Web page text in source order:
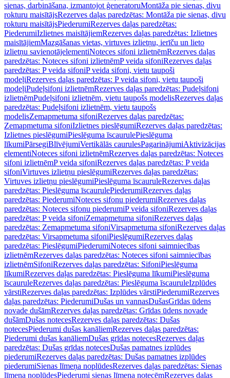
sienas, darbināšana, izmantojot ģeneratoruMontāža pie sienas, divu
rokturu maisītājsRezerves daļas paredzētas: Montāža pie sienas, divu
rokturu maisītājsPiederumiRezerves daļas paredzētas:
PiederumiIzlietnes maisītājiemRezerves daļas paredzētas: Izlietnes
maisītājiemMazgāšanas vietas, virtuves izlietņu, ierīču un lieto
izlietņu savienotājelementiNoteces sifoni izlietnēmRezerves daļas
paredzētas: Noteces sifoni izlietnēmP veida sifoniRezerves daļas
paredzētas: P veida sifoniP veida sifoni, vietu taupoši
modeļiRezerves daļas paredzētas: P veida sifoni, vietu taupoši
modeļiPudeļsifoni izlietnēmRezerves daļas paredzētas: Pudeļsifoni
izlietnēmPudeļsifoni izlietnēm, vietu taupošs modelisRezerves daļas
paredzētas: Pudeļsifoni izlietnēm, vietu taupošs
modelisZemapmetuma sifoniRezerves daļas paredzētas:
Zemapmetuma sifoniIzlietnes pieslēgumiRezerves daļas paredzētas:
Izlietnes pieslēgumiPieslēguma īscaurulePieslēguma
līkumiPārsegiBlīvējumiVertikālās caurulesPagarinājumiAktivizācijas
elementiNoteces sifoni izlietnēmRezerves daļas paredzētas: Noteces
sifoni izlietnēmP veida sifoniRezerves daļas paredzētas: P veida
sifoniVirtuves izlietņu pieslēgumiRezerves daļas paredzētas:
Virtuves izlietņu pieslēgumiPieslēguma īscauruleRezerves daļas
paredzētas: Pieslēguma īscaurulePiederumiRezerves daļas
paredzētas: PiederumiNoteces sifonu piederumiRezerves daļas
paredzētas: Noteces sifonu piederumiP veida sifoniRezerves daļas
paredzētas: P veida sifoniZemapmetuma sifoniRezerves daļas
paredzētas: Zemapmetuma sifoniVirsapmetuma sifoniRezerves daļas
paredzētas: Virsapmetuma sifoniPieslēgumiRezerves daļas
paredzētas: PieslēgumiPiederumiNoteces sifoni saimniecības
izlietnēmRezerves daļas paredzētas: Noteces sifoni saimniecības
izlietnēmSifoniRezerves daļas paredzētas: SifoniPieslēguma
līkumiRezerves daļas paredzētas: Pieslēguma līkumiPieslēguma
īscauruleRezerves daļas paredzētas: Pieslēguma īscauruleIzplūdes
vārstiRezerves daļas paredzētas: Izplūdes vārstiPiederumiRezerves
daļas paredzētas: PiederumiDušas un vannasDušasGrīdas ūdens
novade dušāmRezerves daļas paredzētas: Grīdas ūdens novade
dušāmDušas notecesRezerves daļas paredzētas: Dušas
notecesPiederumi dušas kanāliemRezerves daļas paredzētas:
Piederumi dušas kanāliemDušas grīdas notecesRezerves daļas
paredzētas: Dušas grīdas notecesDušas pamatnes izplūdes
piederumiRezerves daļas paredzētas: Dušas pamatnes izplūdes
piederumiSienas līmeņa noplūdesRezerves daļas paredzētas: Sienas
līmeņa noplūdesPiederumi sienas līmeņa notecēmRezerves daļas